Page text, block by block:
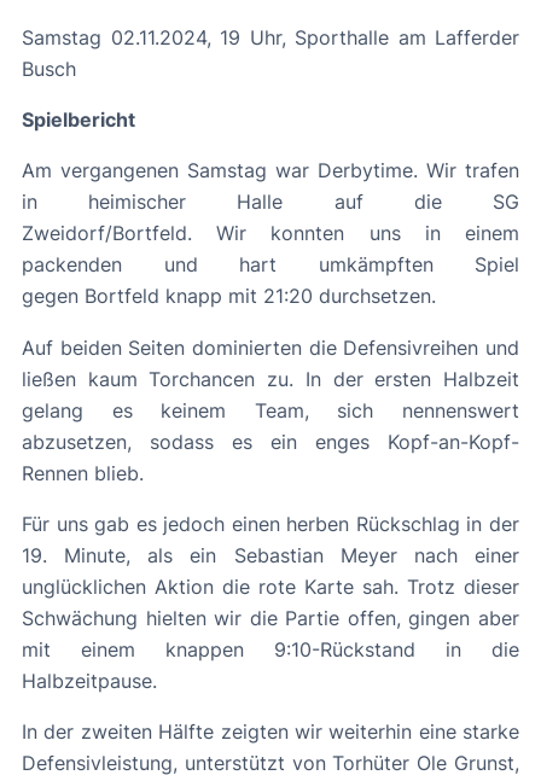
Samstag 02.11.2024, 19 Uhr, Sporthalle am Lafferder
Busch
Spielbericht
Am vergangenen Samstag war Derbytime. Wir trafen
in heimischer Halle auf die SG
Zweidorf/Bortfeld. Wir konnten uns in einem
packenden und hart umkämpften Spiel
gegen Bortfeld knapp mit 21:20 durchsetzen.
Auf beiden Seiten dominierten die Defensivreihen und
ließen kaum Torchancen zu. In der ersten Halbzeit
gelang es keinem Team, sich nennenswert
abzusetzen, sodass es ein enges Kopf-an-Kopf-
Rennen blieb.
Für uns gab es jedoch einen herben Rückschlag in der
19. Minute, als ein Sebastian Meyer nach einer
unglücklichen Aktion die rote Karte sah. Trotz dieser
Schwächung hielten wir die Partie offen, gingen aber
mit einem knappen 9:10-Rückstand in die
Halbzeitpause.
In der zweiten Hälfte zeigten wir weiterhin eine starke
Defensivleistung, unterstützt von Torhüter Ole Grunst,